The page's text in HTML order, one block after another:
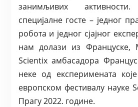
занимљивих
специјалне госте – једног
робота и једног сјајног
нам долази из Француске,
Scientix амбасадора
неке од експеримената
европском фестивалу науке
Прагу 2022. године.